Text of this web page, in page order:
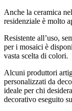
Anche la ceramica
residenziale è molto
Resistente all’uso,
per i mosaici è
vasta scelta di colori.
Alcuni produttori
personalizzati da
ideale per chi
decorativo eseguito